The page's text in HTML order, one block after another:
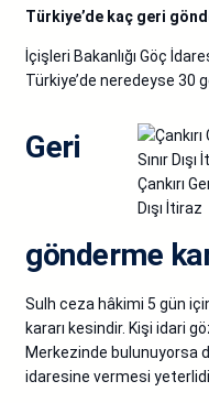
Türkiye’de kaç geri
İçişleri Bakanlığı Göç
Türkiye’de neredeyse 30
Çankırı
Dışı İtiraz
Geri
gönderme
Sulh ceza hâkimi 5 gün
kararı kesindir. Kişi idari
Merkezinde bulunuyorsa
idaresine vermesi